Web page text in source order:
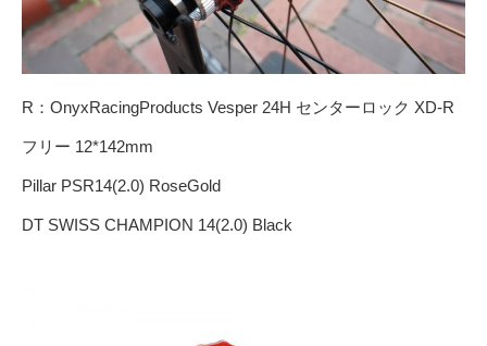
R：OnyxRacingProducts Vesper 24H センターロック XD-R
フリー 12*142mm
Pillar PSR14(2.0) RoseGold
DT SWISS CHAMPION 14(2.0) Black